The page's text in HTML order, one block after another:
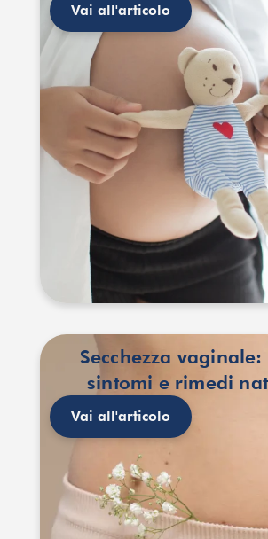
Vai all'articolo
Secchezza vaginale:
sintomi e rimedi
Vai all'articolo